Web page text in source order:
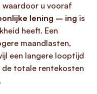
waardoor u vooraf
lening – ing is
heeft. Een
maandlasten,
een langere looptijd
de totale rentekosten